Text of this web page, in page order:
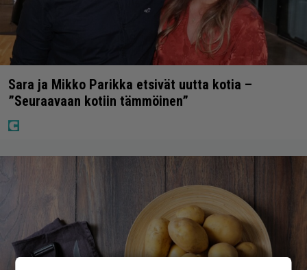
Sara ja Mikko Parikka etsivät uutta kotia –
”Seuraavaan kotiin tämmöinen”